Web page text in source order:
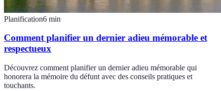
Planification6 min
Comment planifier un dernier adieu mémorable et
respectueux
Découvrez comment planifier un dernier adieu mémorable qui
honorera la mémoire du défunt avec des conseils pratiques et
touchants.